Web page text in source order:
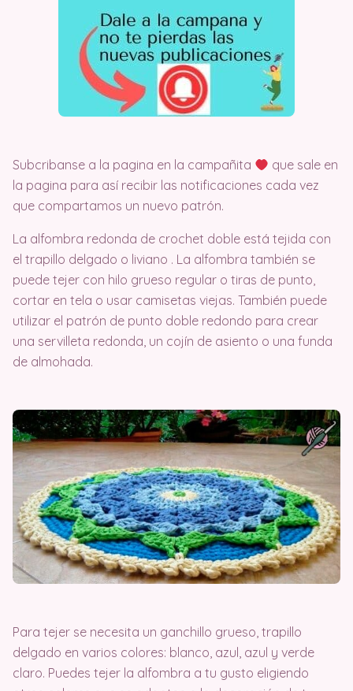
Subcribanse a la pagina en la campañita
que sale en
la pagina para así recibir las notificaciones cada vez
que compartamos un nuevo patrón.
La alfombra redonda de crochet doble está tejida con
el trapillo delgado o liviano . La alfombra también se
puede tejer con hilo grueso regular o tiras de punto,
cortar en tela o usar camisetas viejas. También puede
utilizar el patrón de punto doble redondo para crear
una servilleta redonda, un cojín de asiento o una funda
de almohada.
Para tejer se necesita un ganchillo grueso, trapillo
delgado en varios colores: blanco, azul, azul y verde
claro. Puedes tejer la alfombra a tu gusto eligiendo